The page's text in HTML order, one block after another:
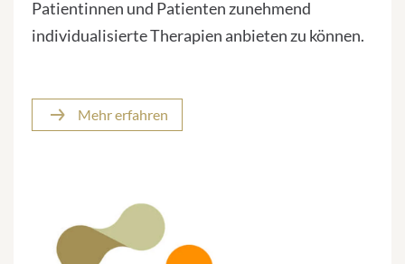
Patientinnen und Patienten zunehmend
individualisierte Therapien anbieten zu können.
Mehr erfahren